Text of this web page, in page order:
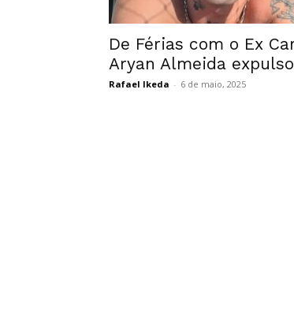
De Férias com o Ex
Aryan Almeida
Rafael Ikeda - 6 de maio, 2025